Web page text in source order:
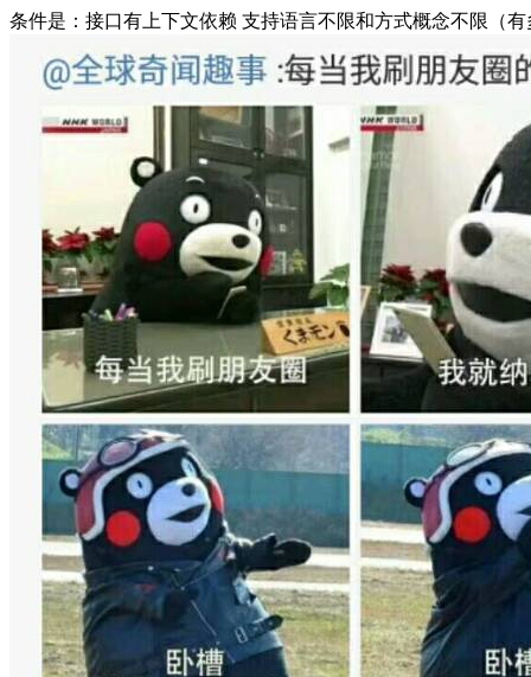
条件是：接口有上下文依赖 支持语言不限和方式概念不限（